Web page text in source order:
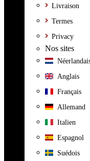
Livraison
Termes
Privacy
Nos sites
Anglais
Français
Allemand
Italien
Espagnol
Suédois